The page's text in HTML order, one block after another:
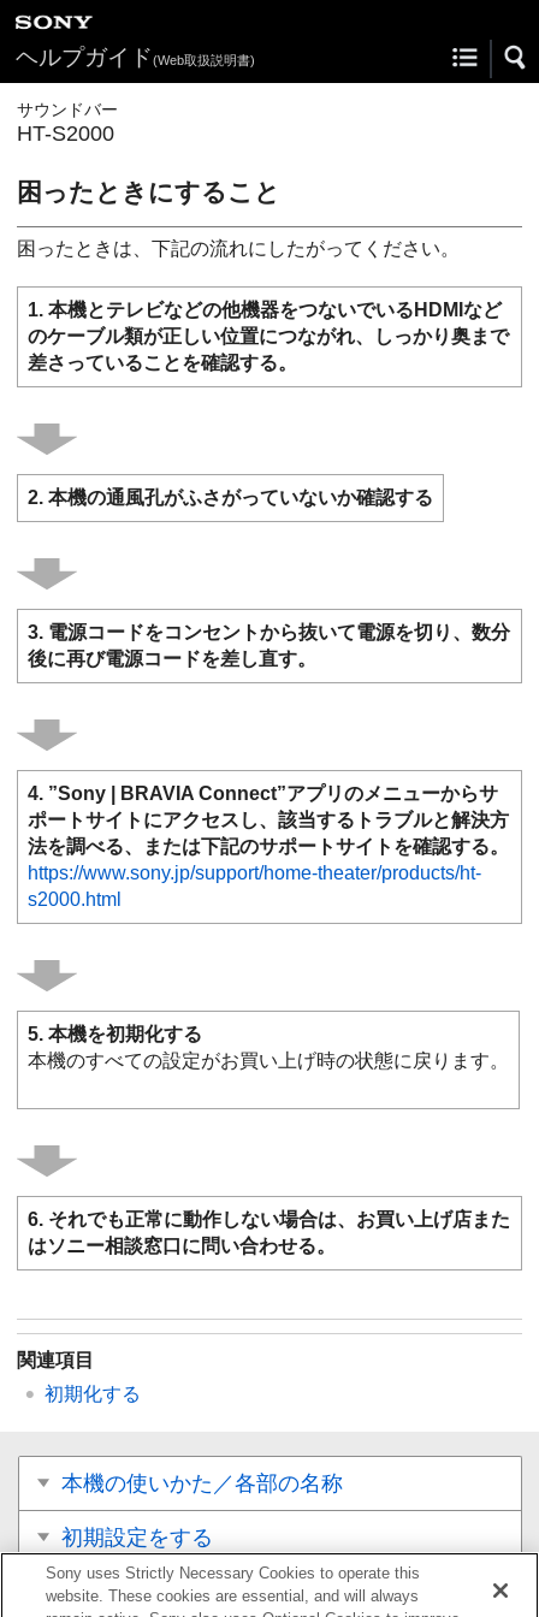
ヘルプガイド(Web取扱説明書)
サウンドバー
HT-S2000
困ったときにすること
困ったときは、下記の流れにしたがってください。
1. 本機とテレビなどの他機器をつないでいる HDMI など
のケーブル類が正しい位置につながれ、しっかり奥まで
差さっていることを確認する。
2. 本機の通風孔がふさがっていないか確認する
3. 電源コードをコンセントから抜いて電源を切り、数分
後に再び電源コードを差し直す。
4. ”Sony | BRAVIA Connect”アプリのメニューからサ
ポートサイトにアクセスし、該当するトラブルと解決方
法を調べる、または下記のサポートサイトを確認する。
https://www.sony.jp/support/home-theater/products/ht-
s2000.html
5. 本機を初期化する
本機のすべての設定がお買い上げ時の状態に戻ります。
6. それでも正常に動作しない場合は、お買い上げ店また
はソニー相談窓口に問い合わせる。
関連項目
初期化する
本機の使いかた／各部の名称
初期設定をする
音楽／音声を再生する
Sony uses Strictly Necessary Cookies to operate this
website. These cookies are essential, and will always